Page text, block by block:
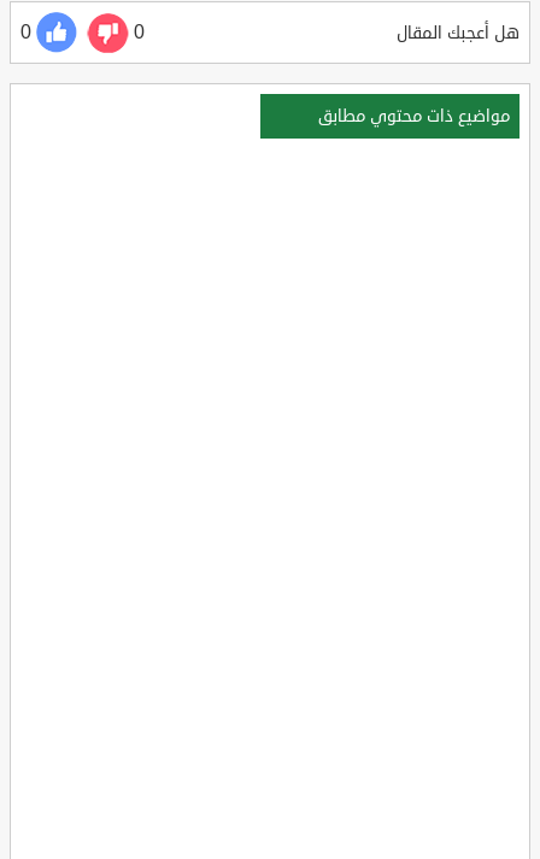
هل أعجبك المقال 0
0
مواضيع ذات محتوي مطابق